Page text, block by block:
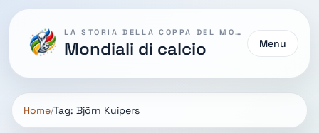
LA STORIA DELLA COPPA DEL MONDO
Mondiali di calcio Menu
Home Tag: Björn Kuipers